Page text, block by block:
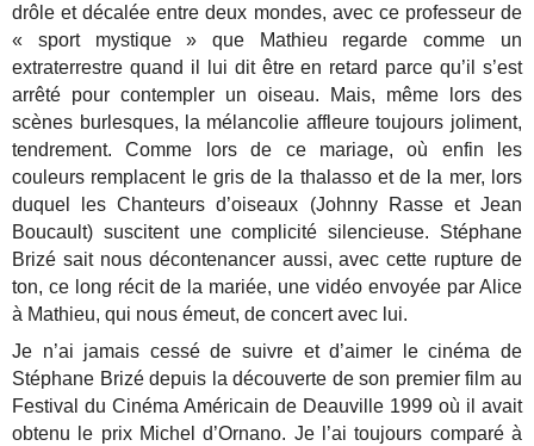
drôle et décalée entre deux mondes, avec ce professeur de
« sport mystique » que Mathieu regarde comme un
extraterrestre quand il lui dit être en retard parce qu’il s’est
arrêté pour contempler un oiseau. Mais, même lors des
scènes burlesques, la mélancolie affleure toujours joliment,
tendrement. Comme lors de ce mariage, où enfin les
couleurs remplacent le gris de la thalasso et de la mer, lors
duquel les Chanteurs d’oiseaux (Johnny Rasse et Jean
Boucault) suscitent une complicité silencieuse. Stéphane
Brizé sait nous décontenancer aussi, avec cette rupture de
ton, ce long récit de la mariée, une vidéo envoyée par Alice
à Mathieu, qui nous émeut, de concert avec lui.
Je n’ai jamais cessé de suivre et d’aimer le cinéma de
Stéphane Brizé depuis la découverte de son premier film au
Festival du Cinéma Américain de Deauville 1999 où il avait
obtenu le prix Michel d’Ornano. Je l’ai toujours comparé à